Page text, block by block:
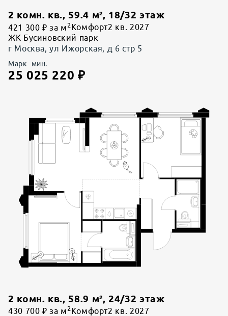
2 комн. кв., 59.4 м², 18/32 этаж
421 300 ₽ за м 2 Комфорт2 кв. 2027
ЖК Бусиновский парк
г Москва, ул Ижорская, д 6 стр 5
Марк мин.
25 025 220 ₽
2 комн. кв., 58.9 м²,24/32 этаж
430 700 ₽ за м 2 Комфорт2 кв. 2027